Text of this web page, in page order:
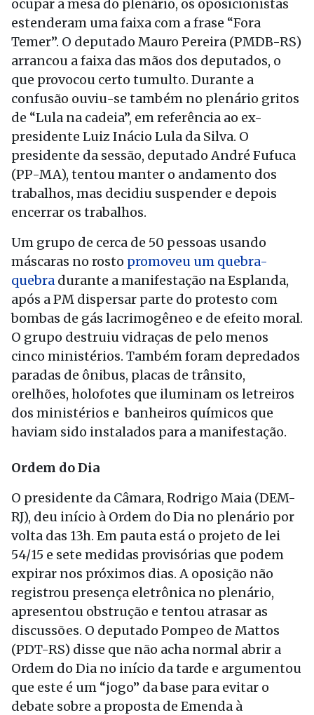
ocupar a mesa do plenário, os oposicionistas
estenderam uma faixa com a frase “Fora
Temer”. O deputado Mauro Pereira (PMDB-RS)
arrancou a faixa das mãos dos deputados, o
que provocou certo tumulto. Durante a
confusão ouviu-se também no plenário gritos
de “Lula na cadeia”, em referência ao ex-
presidente Luiz Inácio Lula da Silva. O
presidente da sessão, deputado André Fufuca
(PP-MA), tentou manter o andamento dos
trabalhos, mas decidiu suspender e depois
encerrar os trabalhos.
Um grupo de cerca de 50 pessoas usando
máscaras no rosto promoveu um quebra-
quebra durante a manifestação na Esplanda,
após a PM dispersar parte do protesto com
bombas de gás lacrimogêneo e de efeito moral.
O grupo destruiu vidraças de pelo menos
cinco ministérios. Também foram depredados
paradas de ônibus, placas de trânsito,
orelhões, holofotes que iluminam os letreiros
dos ministérios e banheiros químicos que
haviam sido instalados para a manifestação.
Ordem do Dia
O presidente da Câmara, Rodrigo Maia (DEM-
RJ), deu início à Ordem do Dia no plenário por
volta das 13h. Em pauta está o projeto de lei
54/15 e sete medidas provisórias que podem
expirar nos próximos dias. A oposição não
registrou presença eletrônica no plenário,
apresentou obstrução e tentou atrasar as
discussões. O deputado Pompeo de Mattos
(PDT-RS) disse que não acha normal abrir a
Ordem do Dia no início da tarde e argumentou
que este é um “jogo” da base para evitar o
debate sobre a proposta de Emenda à